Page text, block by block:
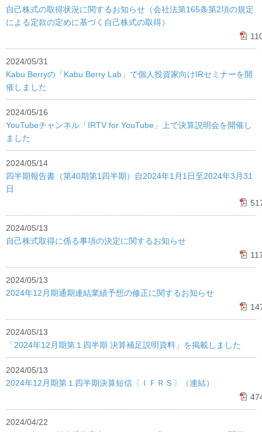
自己株式の取得状況に関するお知らせ（会社法第165条第2項の規定
による定款の定めに基づく自己株式の取得）
2024/05/31
Kabu Berryの「Kabu Berry Lab」で個人投資家向けIRセミナーを開
催しました
2024/05/16
YouTubeチャンネル「IRTV for YouTube」上で決算説明会を開催し
ました
2024/05/14
四半期報告書（第40期第1四半期）自2024年1月1日至2024年3月31
日
2024/05/13
自己株式取得に係る事項の決定に関するお知らせ
2024/05/13
2024年12月期通期連結業績予想の修正に関するお知らせ
2024/05/13
「2024年12月期第１四半期 決算補足説明資料」を掲載しました
2024/05/13
2024年12月期第１四半期決算短信〔ＩＦＲＳ〕（連結）
2024/04/22